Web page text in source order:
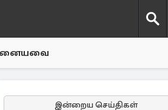
இன்றைய செய்திகள்